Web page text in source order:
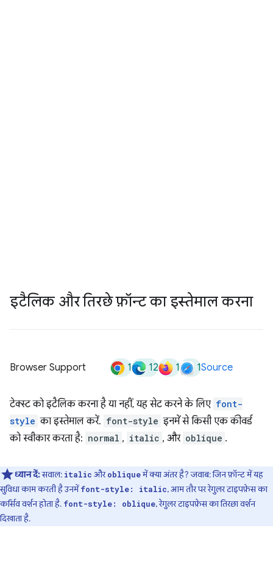
इटैलिक और तिरछे फ़ॉन्ट का इस्तेमाल करना
Browser Support 1 12 1 1Source
टेक्स्ट को इटैलिक करना है या नहीं, यह सेट करने के लिए font-
style का इस्तेमाल करें. font-style इनमें से किसी एक कीवर्ड
को स्वीकार करता है: normal , italic , और oblique .
ध्यान दें:सवाल: italic औरobliqueमें क्या अंतर है? जवाब: जिन फ़ॉन्ट में यह
सुविधा काम करती है उनमेंfont-style: italic, आम तौर पर रेगुलर टाइपफ़ेस का
कर्सिव वर्शन होता है. font-style: oblique, रेगुलर टाइपफ़ेस का तिरछा वर्शन
दिखाता है.